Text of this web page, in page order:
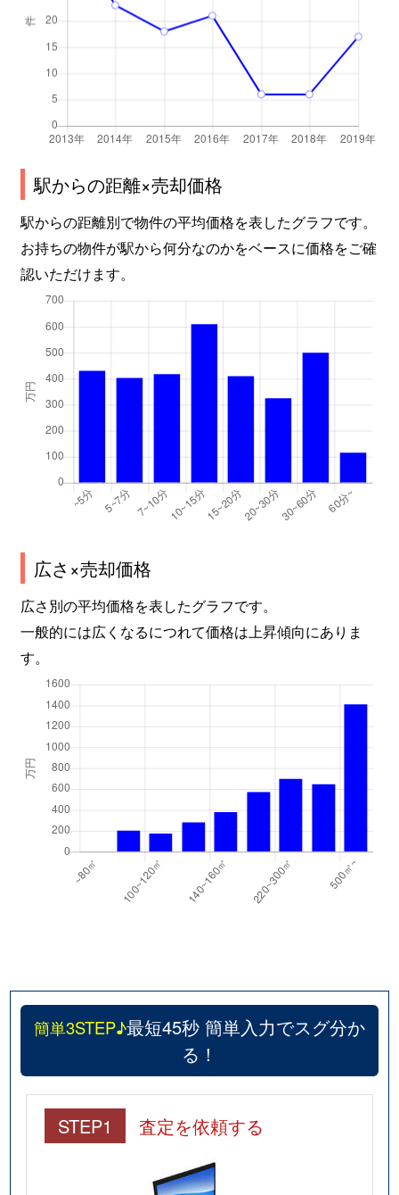
駅からの距離×売却価格
駅からの距離別で物件の平均価格を表したグラフです。
お持ちの物件が駅から何分なのかをベースに価格をご確
認いただけます。
広さ×売却価格
広さ別の平均価格を表したグラフです。
一般的には広くなるにつれて価格は上昇傾向にありま
す。
簡単3STEP♪最短45秒 簡単入力でスグ分か
る！
STEP1 査定を依頼する